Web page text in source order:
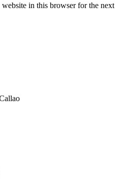
website in this browser for the next